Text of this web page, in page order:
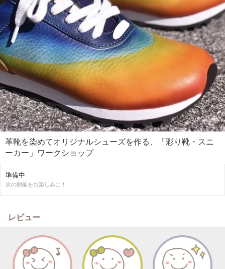
革靴を染めてオリジナルシューズを作る、「彩り靴・スニ
ーカー」ワークショップ
準備中
次の開催をお楽しみに！
レビュー